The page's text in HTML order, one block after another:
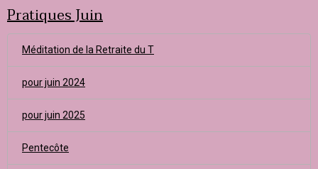
Pratiques Juin
Méditation de la Retraite du T
pour juin 2024
pour juin 2025
Pentecôte